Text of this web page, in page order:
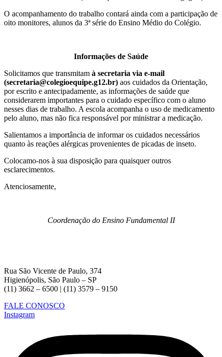
O acompanhamento do trabalho contará ainda com a participação de
oito monitores, alunos da 3ª série do Ensino Médio do Colégio.
Informações de Saúde
Solicitamos que transmitam à secretaria via e-mail
(secretaria@colegioequipe.g12.br) aos cuidados da Orientação,
por escrito e antecipadamente, as informações de saúde que
considerarem importantes para o cuidado específico com o aluno
nesses dias de trabalho. A escola acompanha o uso de medicamento
pelo aluno, mas não fica responsável por ministrar a medicação.
Salientamos a importância de informar os cuidados necessários
quanto às reações alérgicas provenientes de picadas de inseto.
Colocamo-nos à sua disposição para quaisquer outros
esclarecimentos.
Atenciosamente,
Coordenação do Ensino Fundamental II
Rua São Vicente de Paulo, 374
Higienópolis, São Paulo – SP
(11) 3662 – 6500 | (11) 3579 – 9150
FALE CONOSCO
Instagram